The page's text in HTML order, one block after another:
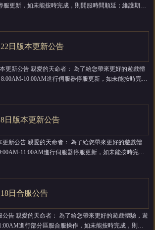
服更新，如未能按時完成，則開服時間順延；維護期間
行發放，非常感謝您對遊戲的支持和喜愛。 維護時
22日版本更新公告
更新公告 親愛的天命者： 為了給您帶來更好的遊戲體
10:00AM進行伺服器停服更新，如未能按時完
補償會在2月22日24點前透過信件進行發放，非常感謝
8日版本更新公告
新公告 親愛的天命者： 為了給您帶來更好的遊戲體
11:00AM進行伺服器停服更新，如未能按時完
補償會在2月8日24點前透過信件進行發放，非常感謝您
18日合服公告
公告 親愛的天命者： 為了給您帶來更好的遊戲體驗，遊
進行部分區服合服操作，如未能按時完成，則開